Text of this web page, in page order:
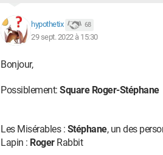
hypothetix 68
29 sept. 2022 à 15:30
Bonjour,
Possiblement: Square Roger-Stéphane
Les Misérables : Stéphane, un des
Lapin : RogerRabbit